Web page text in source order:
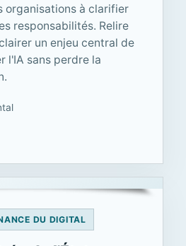
organisations à clarifier
responsabilités. Relire
un enjeu central de
l'IA sans perdre la
DU DIGITAL